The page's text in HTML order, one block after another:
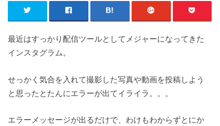
最近はすっかり配信ツールとしてメジャーになってきた
インスタグラム。
せっかく気合を入れて撮影した写真や動画を投稿しよう
と思ったとたんにエラーが出てイライラ。。。
エラーメッセージが出るだけで、わけもわからずとにか